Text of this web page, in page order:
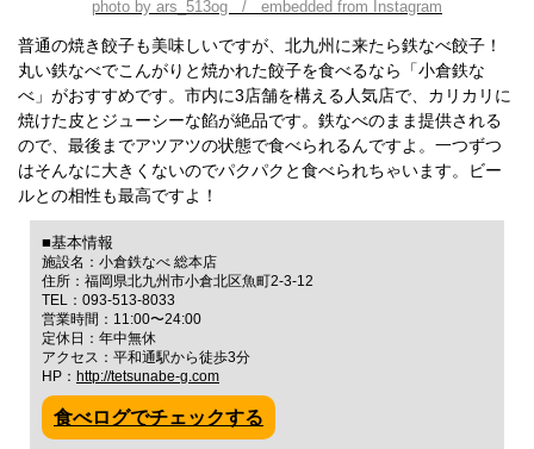
photo by ars_513og / embedded from Instagram
普通の焼き餃子も美味しいですが、北九州に来たら鉄なべ餃子！
丸い鉄なべでこんがりと焼かれた餃子を食べるなら「小倉鉄な
べ」がおすすめです。市内に3店舗を構える人気店で、カリカリに
焼けた皮とジューシーな餡が絶品です。鉄なべのまま提供される
ので、最後までアツアツの状態で食べられるんですよ。一つずつ
はそんなに大きくないのでパクパクと食べられちゃいます。ビー
ルとの相性も最高ですよ！
■基本情報
施設名：小倉鉄なべ 総本店
住所：福岡県北九州市小倉北区魚町2-3-12
TEL：093-513-8033
営業時間：11:00〜24:00
定休日：年中無休
アクセス：平和通駅から徒歩3分
HP： http://tetsunabe-g.com
食べログでチェックする